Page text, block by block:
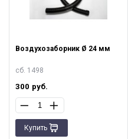
Воздухозаборник Ø 24 мм
сб. 1498
300 руб.
Купить